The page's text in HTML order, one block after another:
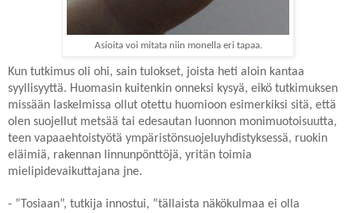
Asioita voi mitata niin monella eri tapaa.
Kun tutkimus oli ohi, sain tulokset, joista heti aloin kantaa
syyllisyyttä. Huomasin kuitenkin onneksi kysyä, eikö tutkimuksen
missään laskelmissa ollut otettu huomioon esimerkiksi sitä, että
olen suojellut metsää tai edesautan luonnon monimuotoisuutta,
teen vapaaehtoistyötä ympäristönsuojeluyhdistyksessä, ruokin
eläimiä, rakennan linnunpönttöjä, yritän toimia
mielipidevaikuttajana jne.
- ”Tosiaan”, tutkija innostui, ”tällaista näkökulmaa ei olla